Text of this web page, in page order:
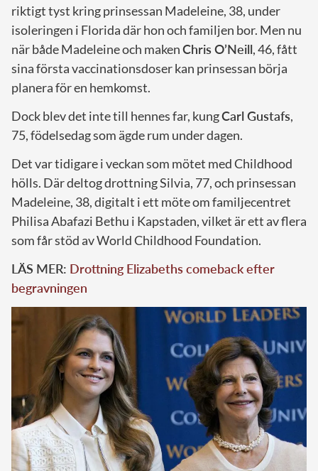
riktigt tyst kring prinsessan Madeleine, 38, under
isoleringen i Florida där hon och familjen bor. Men nu
när både Madeleine och makenChris O’Neill, 46, fått
sina första vaccinationsdoser kan prinsessan börja
planera för en hemkomst.
Dock blev det inte till hennes far, kungCarl Gustafs,
75, födelsedag som ägde rum under dagen.
Det var tidigare i veckan som mötet med Childhood
hölls. Där deltog drottning Silvia, 77, och prinsessan
Madeleine, 38, digitalt i ett möte om familjecentret
Philisa Abafazi Bethu i Kapstaden, vilket är ett av flera
som får stöd av World Childhood Foundation.
LÄS MER: Drottning Elizabeths comeback efter
begravningen